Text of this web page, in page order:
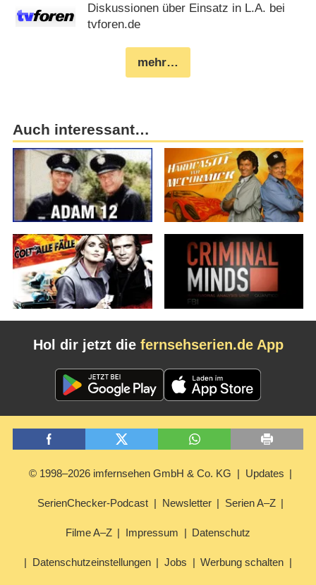
Diskussionen über Einsatz in L.A. bei
tvforen.de
mehr…
Auch interessant…
Hol dir jetzt die fernsehserien.de App
© 1998–2026 imfernsehen GmbH & Co. KG Updates
SerienChecker-Podcast Newsletter Serien A–Z
Filme A–Z Impressum Datenschutz
Datenschutzeinstellungen Jobs Werbung schalten